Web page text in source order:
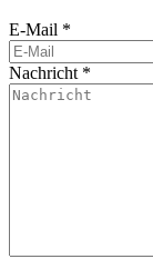
E-Mail *
Nachricht *